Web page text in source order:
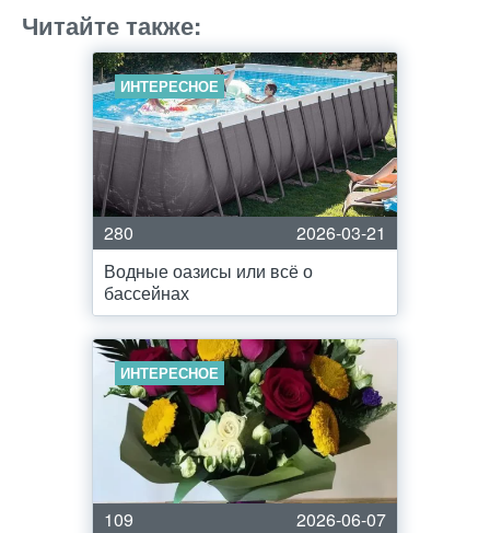
Читайте также:
ИНТЕРЕСНОЕ
280
2026-03-21
Водные оазисы или всё о
бассейнах
ИНТЕРЕСНОЕ
109
2026-06-07